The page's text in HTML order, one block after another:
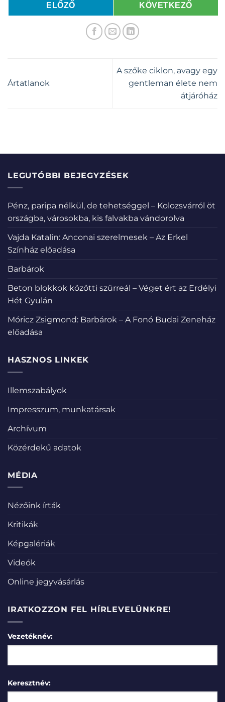
ELŐZŐ KÖVETKEZŐ
Ártatlanok
A szőke ciklon, avagy egy
gentleman élete nem
átjáróház
LEGUTÓBBI BEJEGYZÉSEK
Pénz, paripa nélkül, de tehetséggel – Kolozsvárról öt
országba, városokba, kis falvakba vándorolva
Vajda Katalin: Anconai szerelmesek – Az Erkel
Színház előadása
Barbárok
Beton blokkok közötti szürreál – Véget ért az Erdélyi
Hét Gyulán
Móricz Zsigmond: Barbárok – A Fonó Budai Zeneház
előadása
HASZNOS LINKEK
Illemszabályok
Impresszum, munkatársak
Archívum
Közérdekű adatok
MÉDIA
Nézőink írták
Kritikák
Képgalériák
Videók
Online jegyvásárlás
IRATKOZZON FEL HÍRLEVELÜNKRE!
Vezetéknév:
Keresztnév: